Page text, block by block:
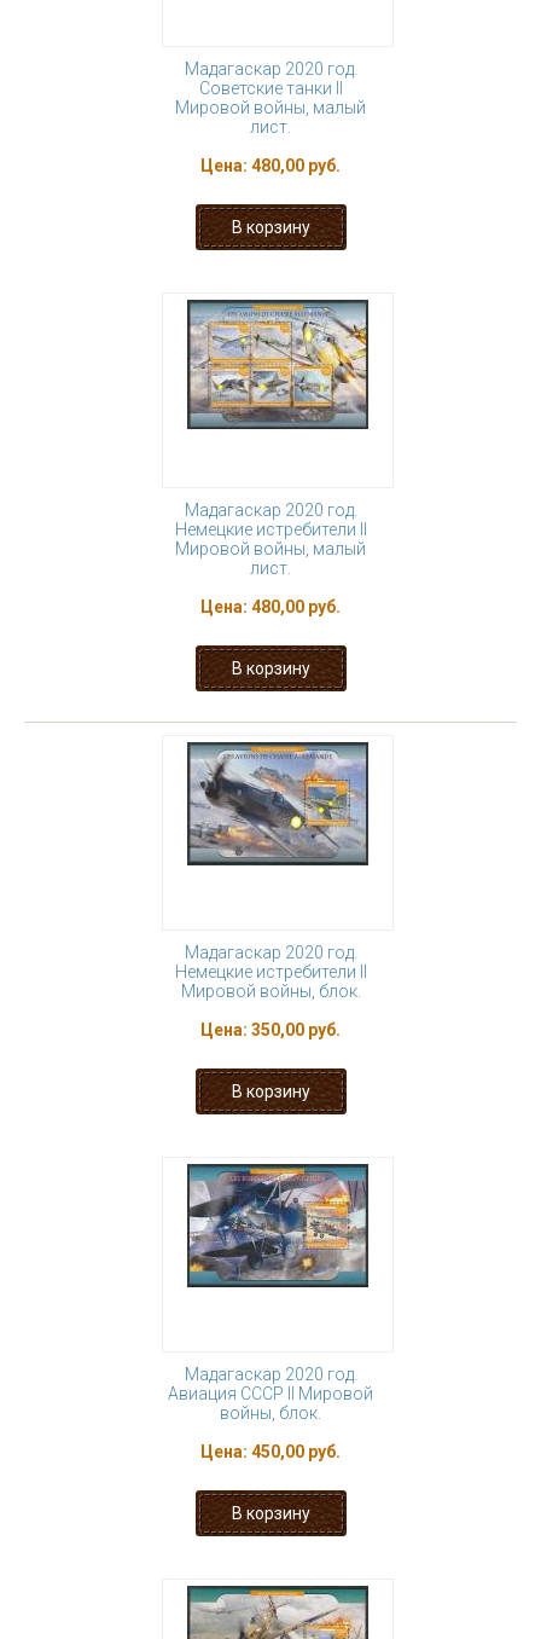
Мадагаскар 2020 год.
Советские танки II
Мировой войны, малый
лист.
Цена: 480,00 руб.
Мадагаскар 2020 год.
Немецкие истребители II
Мировой войны, малый
лист.
Цена: 480,00 руб.
Мадагаскар 2020 год.
Немецкие истребители II
Мировой войны, блок.
Цена: 350,00 руб.
Мадагаскар 2020 год.
Авиация СССР II Мировой
войны, блок.
Цена: 450,00 руб.